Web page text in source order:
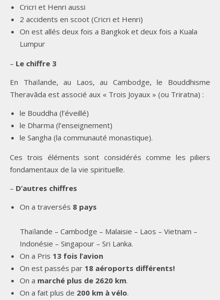
Cricri et Henri aussi
2 accidents en scoot (Cricri et Henri)
On est allés deux fois a Bangkok et deux fois a Kuala
Lumpur
– Le chiffre 3
En Thaïlande, au Laos, au Cambodge, le Bouddhisme
Theravāda est associé aux « Trois Joyaux » (ou Triratna) :
le Bouddha (l’éveillé)
le Dharma (l’enseignement)
le Sangha (la communauté monastique).
Ces trois éléments sont considérés comme les piliers
fondamentaux de la vie spirituelle.
– D’autres chiffres
On a traversés 8 pays
Thaïlande – Cambodge – Malaisie – Laos – Vietnam –
Indonésie – Singapour – Sri Lanka.
On a Pris 13 fois l’avion
On est passés par 18 aéroports différents!
On a marché plus de 2620 km.
On a fait plus de 200 km à vélo.